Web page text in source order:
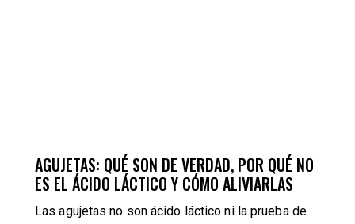
AGUJETAS: QUÉ SON DE VERDAD, POR QUÉ NO
ES EL ÁCIDO LÁCTICO Y CÓMO ALIVIARLAS
Las agujetas no son ácido láctico ni la prueba de